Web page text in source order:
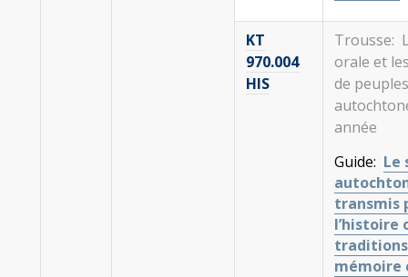
KT
970.004
HIS
Trousse:
orale et
de peuples
année
Guide: Le
transmis
l’histoire
mémoire